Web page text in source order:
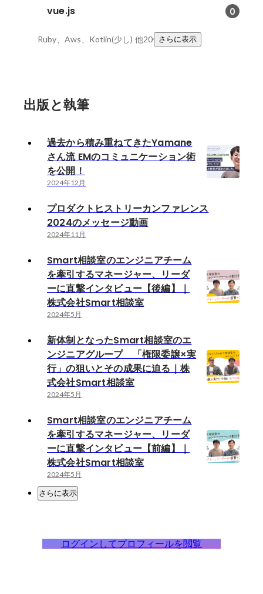
vue.js 0
Ruby、Aws、Kotlin(少し) 他20件さらに表示
出版と執筆
過去から積み重ねてきたYamane
さん流 EMのコミュニケーション術
を公開！
2024年12月
プロダクトヒストリーカンファレンス
2024のメッセージ動画
2024年11月
Smart相談室のエンジニアチーム
を牽引するマネージャー、リーダ
ーに直撃インタビュー【後編】｜
株式会社Smart相談室
2024年5月
新体制となったSmart相談室のエ
ンジニアグループ 「権限委譲×実
行」の狙いとその成果に迫る｜株
式会社Smart相談室
2024年5月
Smart相談室のエンジニアチーム
を牽引するマネージャー、リーダ
ーに直撃インタビュー【前編】｜
株式会社Smart相談室
2024年5月
さらに表示
ログインしてプロフィールを閲覧